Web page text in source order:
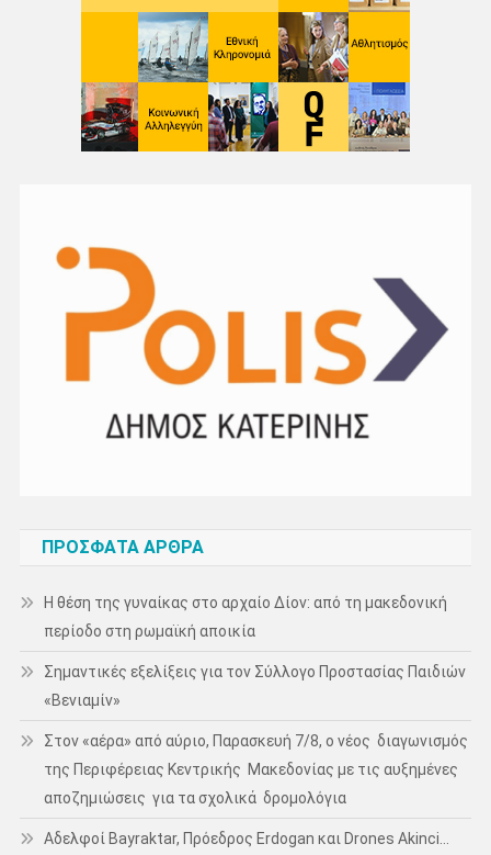
ΠΡΌΣΦΑΤΑ ΆΡΘΡΑ
Η θέση της γυναίκας στο αρχαίο Δίον: από τη μακεδονική
περίοδο στη ρωμαϊκή αποικία
Σημαντικές εξελίξεις για τον Σύλλογο Προστασίας Παιδιών
«Βενιαμίν»
Στον «αέρα» από αύριο, Παρασκευή 7/8, ο νέος διαγωνισμός
της Περιφέρειας Κεντρικής Μακεδονίας με τις αυξημένες
αποζημιώσεις για τα σχολικά δρομολόγια
Αδελφοί Bayraktar, Πρόεδρος Erdogan και Drones Akinci…